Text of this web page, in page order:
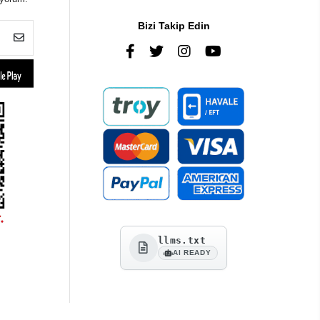
Bizi Takip Edin
llms.txt
AI READY